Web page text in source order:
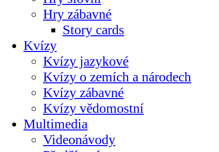
Hry zábavné
Story cards
Kvízy
Kvízy jazykové
Kvízy o zemích a národech
Kvízy zábavné
Kvízy vědomostní
Multimedia
Videonávody